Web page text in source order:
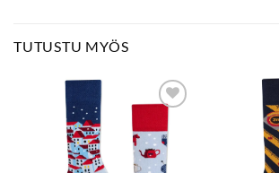
TUTUSTU MYÖS
LISÄÄ
SUOSIKKEIHIN